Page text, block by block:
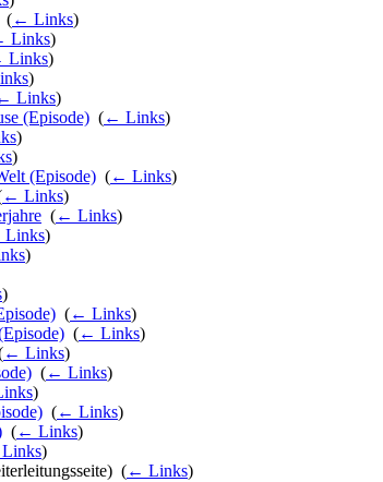
(← Links)
Links)
Links)
)
Links)
(Episode) (← Links)
)
)
(Episode) (← Links)
← Links)
(← Links)
)
)
)
(← Links)
(← Links)
← Links)
(← Links)
)
(← Links)
(← Links)
)
(← Links)